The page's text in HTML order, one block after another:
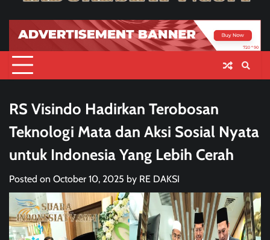
RS Visindo Hadirkan Terobosan
Teknologi Mata dan Aksi Sosial Nyata
untuk Indonesia Yang Lebih Cerah
Posted on October 10, 2025 by RE DAKSI